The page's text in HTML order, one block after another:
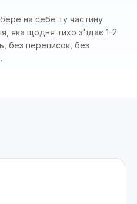
на себе ту частину
яка щодня тихо з'їдає 1-2
без переписок, без